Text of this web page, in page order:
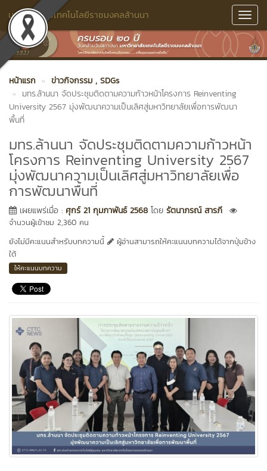
มหาวิทยาลัยเทคโนโลยีราชมงคลล้านนา
หน้าแรก ข่าวกิจกรรม , SDGs
มทร.ล้านนา จัดประชุมติดตามความก้าวหน้าโครงการ Reinventing
University 2567 มุ่งพัฒนาความเป็นเลิศสู่มหาวิทยาลัยเพื่อการพัฒนา
พื้นที่
มทร.ล้านนา จัดประชุมติดตามความก้าวหน้า
โครงการ Reinventing University 2567
มุ่งพัฒนาความเป็นเลิศสู่มหาวิทยาลัยเพื่อ
การพัฒนาพื้นที่
เผยแพร่เมื่อ : ศุกร์ 21 กุมภาพันธ์ 2568 โดย รัตนาภรณ์ สารภี
จำนวนผู้เข้าชม 2,360 คน
ยังไม่มีคะแนนสำหรับบทความนี้
ผู้อ่านสามารถให้คะแนนบทความได้จากปุ่มข้าง
ใต้
ให้คะแนนบทความ